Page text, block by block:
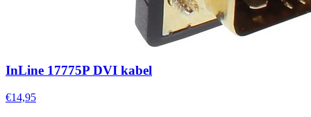
InLine 17775P DVI kabel
€14,95